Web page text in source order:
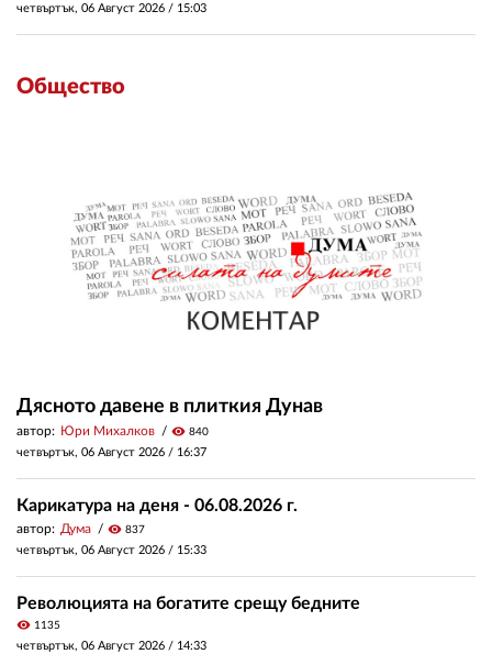
четвъртък, 06 Август 2026 / 15:03
Общество
Дясното давене в плиткия Дунав
автор: Юри Михалков visibility 840
четвъртък, 06 Август 2026 / 16:37
Карикатура на деня - 06.08.2026 г.
автор: Дума visibility 837
четвъртък, 06 Август 2026 / 15:33
Революцията на богатите срещу бедните
visibility 1135
четвъртък, 06 Август 2026 / 14:33